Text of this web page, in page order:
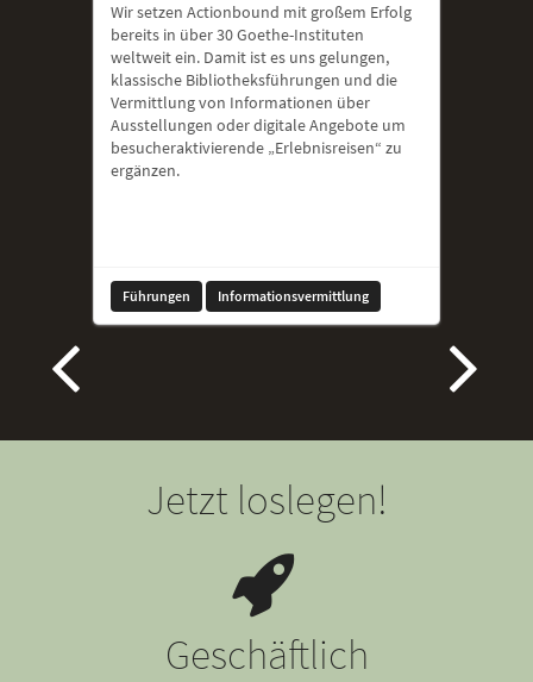
Wir setzen Actionbound mit großem Erfolg
bereits in über 30 Goethe-Instituten
weltweit ein. Damit ist es uns gelungen,
klassische Bibliotheksführungen und die
Vermittlung von Informationen über
Ausstellungen oder digitale Angebote um
besucheraktivierende „Erlebnisreisen“ zu
ergänzen.
Führungen Informationsvermittlung
Jetzt loslegen!
Geschäftlich